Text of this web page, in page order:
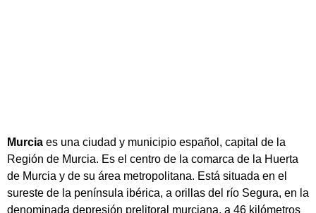
Murcia es una ciudad y municipio español, capital de la
Región de Murcia. Es el centro de la comarca de la Huerta
de Murcia y de su área metropolitana. Está situada en el
sureste de la península ibérica, a orillas del río Segura, en la
denominada depresión prelitoral murciana, a 46 kilómetros